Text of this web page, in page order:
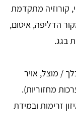
קורוזיה מתקדמת
הדליפה, איטום,
בגג.
/ מוצל, אויר
מחזוריות).
זרימות ובמידת